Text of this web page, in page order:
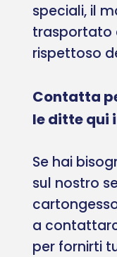
speciali, il
trasportato
rispettoso
Contatta
le ditte qui
Se hai
sul nostro
a
per fornirti